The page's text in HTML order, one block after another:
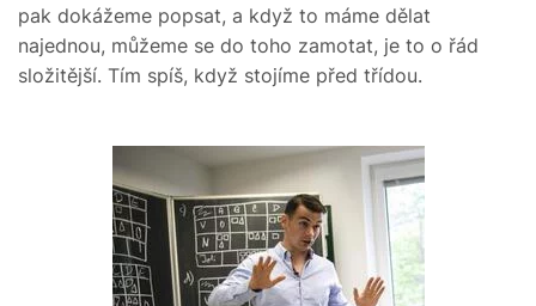
pak dokážeme popsat, a když to máme dělat
najednou, můžeme se do toho zamotat, je to o řád
složitější. Tím spíš, když stojíme před třídou.